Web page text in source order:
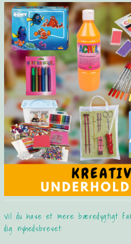
Vil du have et mere bæredygtigt
dig nyhedsbrevet: